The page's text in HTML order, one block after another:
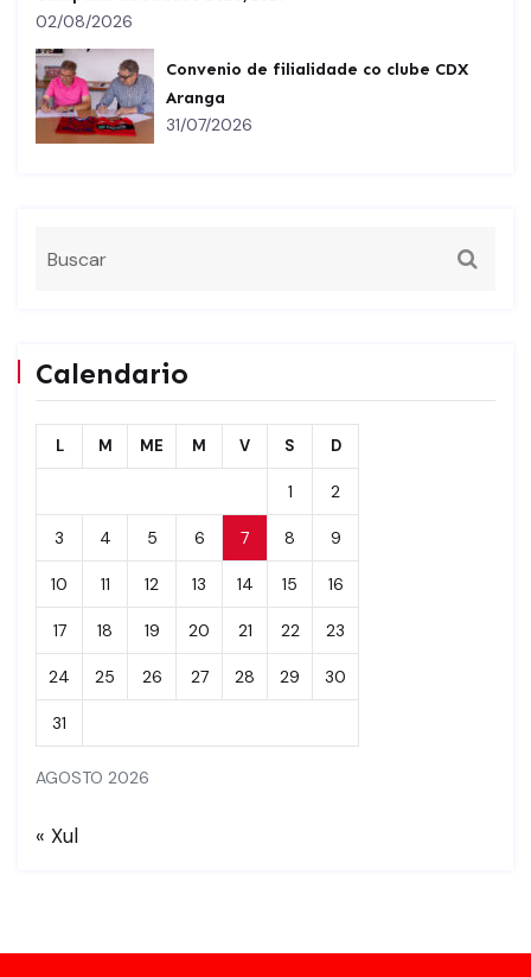
02/08/2026
Convenio de filialidade co clube CDX
Aranga
31/07/2026
Calendario
AGOSTO 2026
L M ME M V S D
1 2
3 4 5 6 7 8 9
10 11 12 13 14 15 16
17 18 19 20 21 22 23
24 25 26 27 28 29 30
31
« Xul